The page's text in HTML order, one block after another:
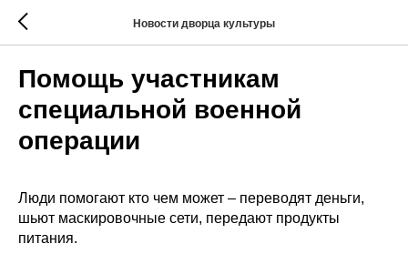
Новости дворца культуры
Помощь участникам
специальной военной
операции
Люди помогают кто чем может – переводят деньги,
шьют маскировочные сети, передают продукты
питания.